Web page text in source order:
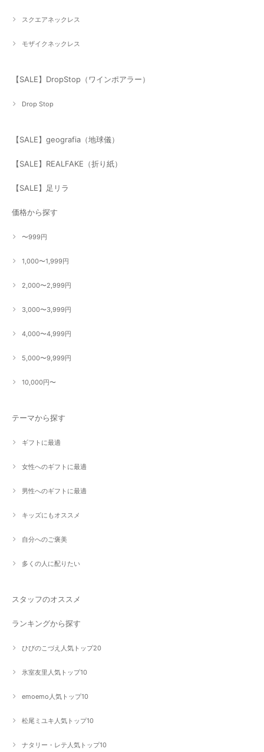
スクエアネックレス
モザイクネックレス
【SALE】DropStop（ワインポアラー）
Drop Stop
【SALE】geografia（地球儀）
【SALE】REALFAKE（折り紙）
【SALE】足リラ
価格から探す
〜999円
1,000〜1,999円
2,000〜2,999円
3,000〜3,999円
4,000〜4,999円
5,000〜9,999円
10,000円〜
テーマから探す
ギフトに最適
女性へのギフトに最適
男性へのギフトに最適
キッズにもオススメ
自分へのご褒美
多くの人に配りたい
スタッフのオススメ
ランキングから探す
ひびのこづえ人気トップ20
氷室友里人気トップ10
emoemo人気トップ10
松尾ミユキ人気トップ10
ナタリー・レテ人気トップ10